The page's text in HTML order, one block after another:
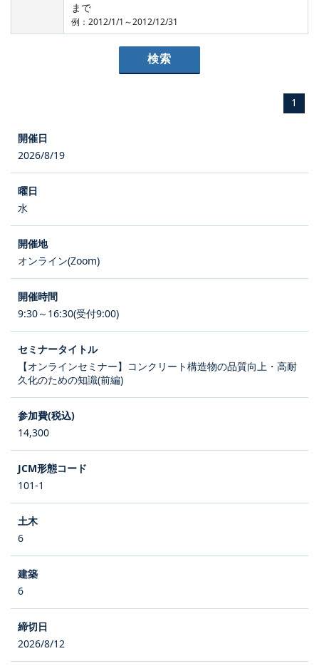
まで
例：2012/1/1～2012/12/31
1
2026/8/19
水
オンライン(Zoom)
9:30～16:30(受付9:00)
【オンラインセミナー】コンクリート構造物の品質向上・高耐
久化のための知識(前編)
14,300
101-1
6
6
2026/8/12